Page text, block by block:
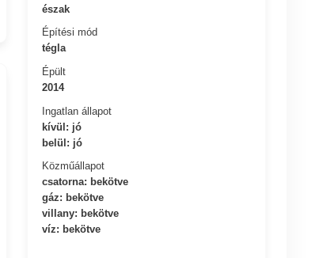
észak
Építési mód
tégla
Épült
2014
Ingatlan állapot
kívül: jó
belül: jó
Közműállapot
csatorna: bekötve
gáz: bekötve
villany: bekötve
víz: bekötve